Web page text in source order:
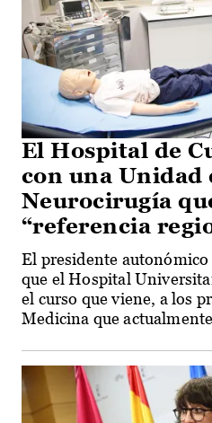
El Hospital de
con una Unidad
Neurocirugía
“referencia
El presidente
que el Hospital
el curso que viene, a los
Medicina que